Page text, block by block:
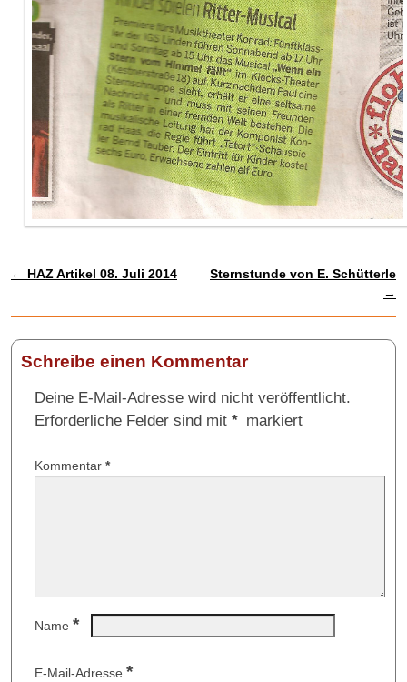
Artikelnavigation
← HAZ Artikel 08. Juli 2014
Sternstunde von E. Schütterle
→
Schreibe einen Kommentar
Deine E-Mail-Adresse wird nicht veröffentlicht.
Erforderliche Felder sind mit * markiert
Kommentar *
Name *
E-Mail-Adresse *